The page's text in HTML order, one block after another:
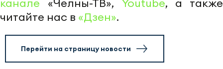
канале «Челны-ТВ», Youtube, а также
читайте нас в «Дзен».
Перейти на страницу новости